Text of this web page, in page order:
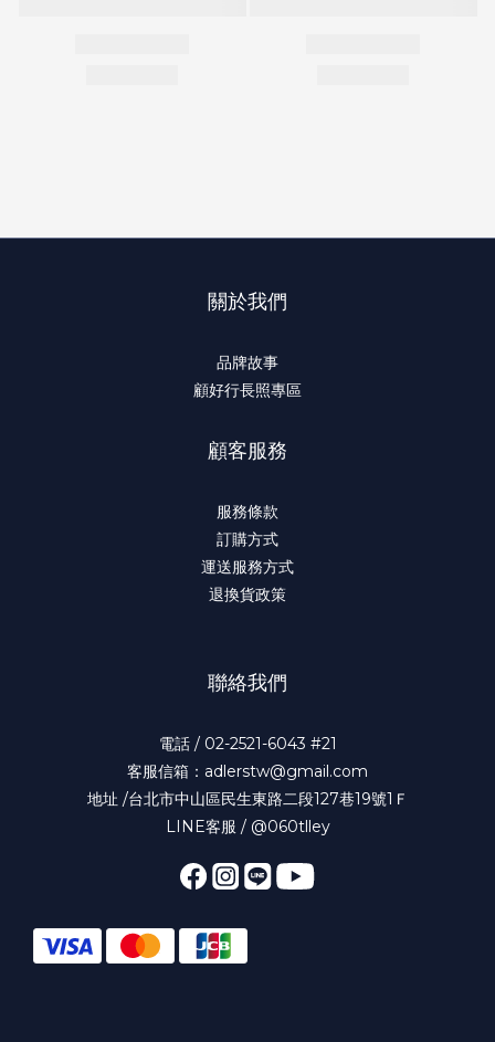
關於我們
品牌故事
顧好行長照專區
顧客服務
服務條款
訂購方式
運送服務方式
退換貨政策
聯絡我們
電話 / 02-2521-6043 #21
客服信箱：adlerstw@gmail.com
地址 /台北市中山區民生東路二段127巷19號1Ｆ
LINE客服 / @060tlley